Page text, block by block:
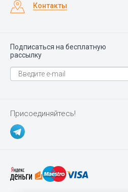
Контакты
Подписаться на бесплатную
рассылку
Присоединяйтесь!